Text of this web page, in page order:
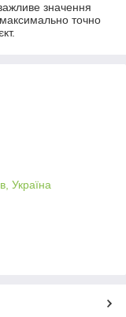
значення
точно
Україна